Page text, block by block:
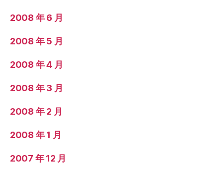
2008 年 6 月
2008 年 5 月
2008 年 4 月
2008 年 3 月
2008 年 2 月
2008 年 1 月
2007 年 12 月